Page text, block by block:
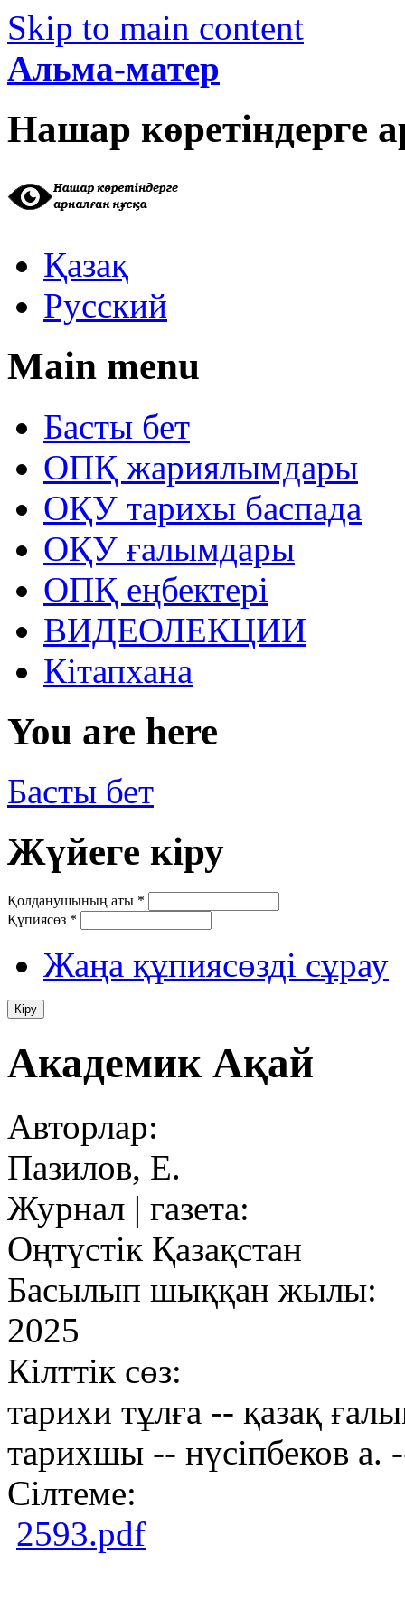
Skip to main content
Альма-матер
Нашар көретіндерге
Қазақ
Русский
Main menu
Басты бет
ОПҚ жариялымдары
ОҚУ тарихы баспада
ОҚУ ғалымдары
ОПҚ еңбектері
ВИДЕОЛЕКЦИИ
Кітапхана
You are here
Басты бет
Жүйеге кіру
Қолданушының аты *
Құпиясөз *
Жаңа құпиясөзді сұрау
Академик Ақай
Авторлар:
Пазилов, Е.
Журнал | газета:
Оңтүстік Қазақстан
Басылып шыққан жылы:
2025
Кілттік сөз:
тарихи тұлға -- қазақ
тарихшы -- нүсіпбеков а.
Сілтеме:
2593.pdf